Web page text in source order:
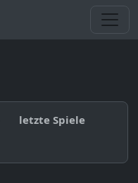
letzte Spiele